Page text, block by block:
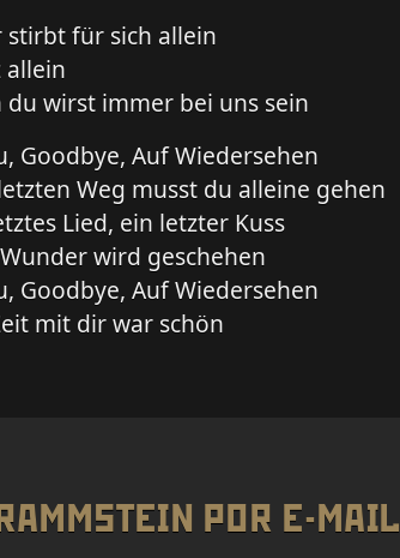
stirbt für sich allein
allein
du wirst immer bei uns sein
Goodbye, Auf Wiedersehen
Weg musst du alleine gehen
Lied, ein letzter Kuss
wird geschehen
Goodbye, Auf Wiedersehen
mit dir war schön
POR E-MAIL